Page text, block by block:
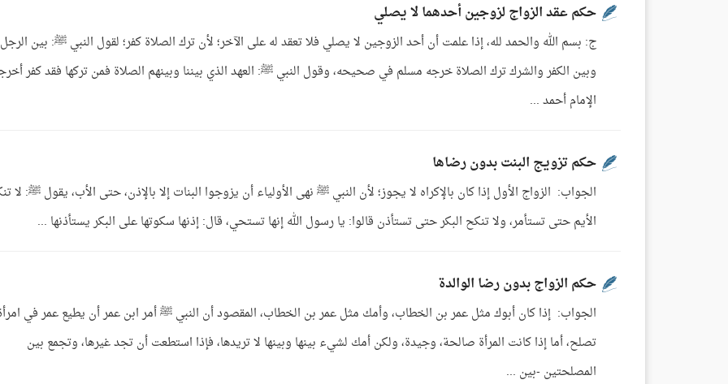
حكم عقد الزواج لزوجين أحدهما لا يصلي
ج: بسم الله والحمد لله، إذا علمت أن أحد الزوجين لا يصلي فلا تعقد له على الآخر؛ لأن ترك الصلاة كفر؛ لقول النبي ﷺ: بين الرجل
وبين الكفر والشرك ترك الصلاة خرجه مسلم في صحيحه، وقول النبي ﷺ: العهد الذي بيننا وبينهم الصلاة فمن تركها فقد كفر
الإمام أحمد ...
حكم تزويج البنت بدون رضاها
الجواب: الزواج الأول إذا كان بالإكراه لا يجوز؛ لأن النبي ﷺ نهى الأولياء أن يزوجوا البنات إلا بالإذن، حتى الأب، يقول ﷺ: لا
الأيم حتى تستأمر، ولا تنكح البكر حتى تستأذن قالوا: يا رسول الله إنها تستحي، قال: إذنها سكوتها على البكر يستأذنها ...
حكم الزواج بدون رضا الوالدة
الجواب: إذا كان أبوك مثل عمر بن الخطاب، وأمك مثل عمر بن الخطاب، المقصود أن النبي ﷺ أمر ابن عمر أن يطيع عمر في
تصلح، أما إذا كانت المرأة صالحة، وجيدة، ولكن أمك لشيء بينها وبينها لا تريدها، فإذا استطعت أن تجد غيرها، وتجمع بين
المصلحتين -بين ...